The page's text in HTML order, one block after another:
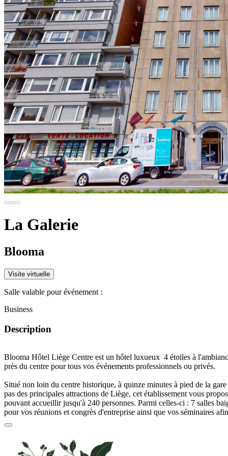
La Galerie
Blooma
Visite virtuelle
Salle valable pour événement :
Business
Description
Blooma Hôtel Liège Centre est un hôtel luxueux 4 étoiles à l'
près du centre pour tous vos événements professionnels ou privés.
Situé non loin du centre historique, à quinze minutes à pied de la
pas des principales attractions de Liège, cet établissement vous
pouvant accueillirjusqu'à 240 personnes. Parmi celles-ci : 7 salles
pour vos réunions et congrès d'entreprise ainsi que vos séminaires
nombre de convives, tels qu'un
anniversaire
communion